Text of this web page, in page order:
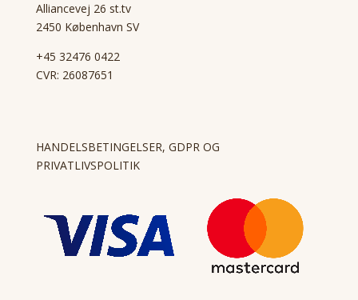
Alliancevej 26 st.tv
2450 København SV
+45 32476 0422
CVR: 26087651
HANDELSBETINGELSER, GDPR OG
PRIVATLIVSPOLITIK